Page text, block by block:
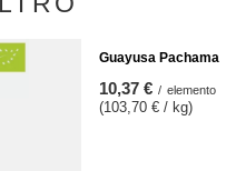
Guayusa
10,37 € / elemento
(103,70 € / kg)